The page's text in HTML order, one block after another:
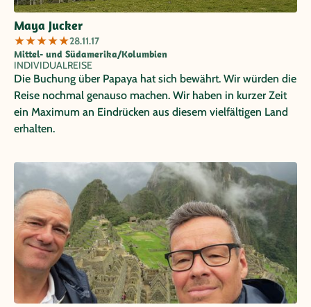
Maya Jucker
★★★★★28.11.17
Mittel- und Südamerika/Kolumbien
INDIVIDUALREISE
Die Buchung über Papaya hat sich bewährt. Wir würden die
Reise nochmal genauso machen. Wir haben in kurzer Zeit
ein Maximum an Eindrücken aus diesem vielfältigen Land
erhalten.